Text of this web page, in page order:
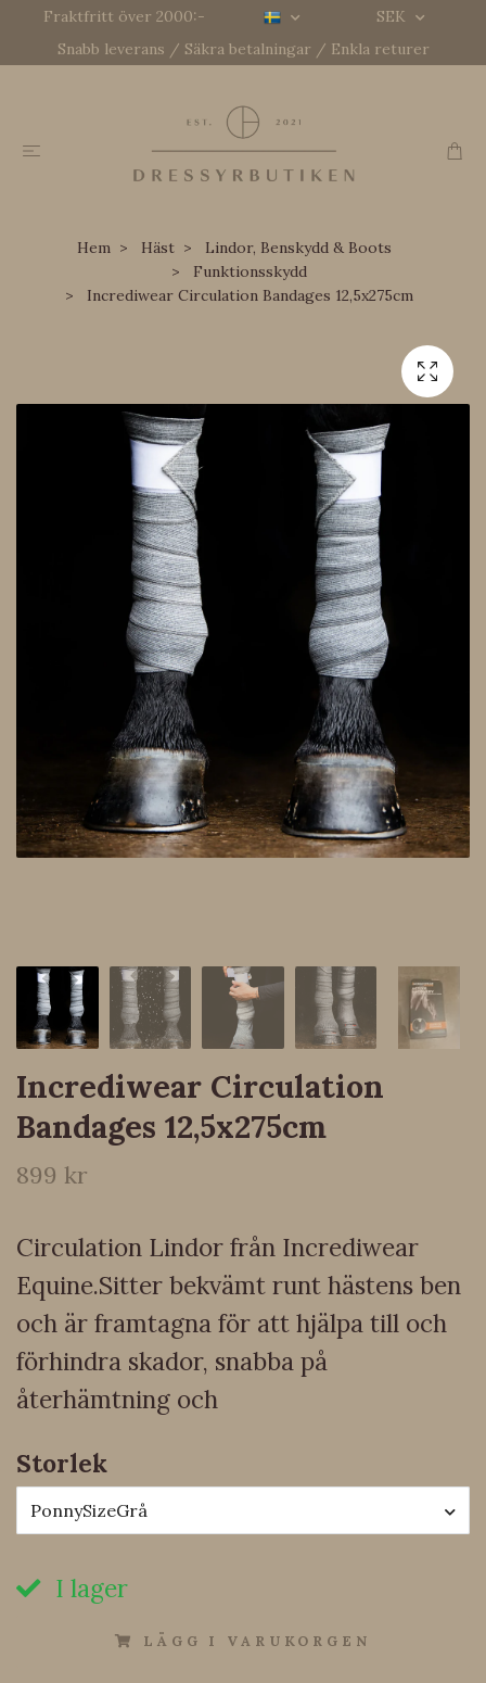
Fraktfritt över 2000:-
SEK
Snabb leverans / Säkra betalningar / Enkla returer
Hem Häst
Lindor, Benskydd & Boots
Funktionsskydd
Incrediwear Circulation Bandages 12,5x275cm
Incrediwear Circulation
Bandages 12,5x275cm
899 kr
Circulation Lindor från Incrediwear
Equine.Sitter bekvämt runt hästens ben
och är framtagna för att hjälpa till och
förhindra skador, snabba på
återhämtning och
Storlek
PonnySizeGrå
I lager
LÄGG I VARUKORGEN